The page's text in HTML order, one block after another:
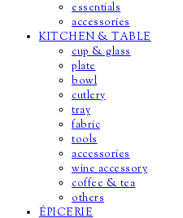
essentials
accessories
KITCHEN & TABLE
cup & glass
plate
bowl
cutlery
tray
fabric
tools
accessories
wine accessory
coffee & tea
others
ÉPICERIE